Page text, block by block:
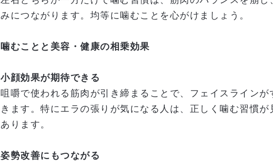
みにつながります。均等に噛むことを心がけましょう。
噛むことと美容・健康の相乗効果
小顔効果が期待できる
咀嚼で使われる筋肉が引き締まることで、フェイスライン
きます。特にエラの張りが気になる人は、正しく噛む習慣
あります。
姿勢改善にもつながる